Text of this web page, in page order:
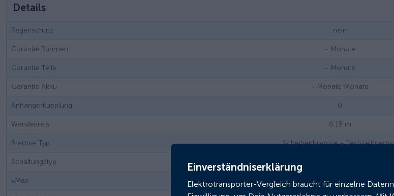
Details
Regenschutz nein
Garantie Rahmen - Monate
Garantie Teile - Monate
Garantie Akku - Monate Monate
Anhängerkupplung 0
Wendekreis 6.15 m
Bremse Typ Scheibenbremse +
Schaltungstyp
vMax 25 km/h
Einverständniserklärung
Elektrotransporter-Vergleich braucht für einzelne